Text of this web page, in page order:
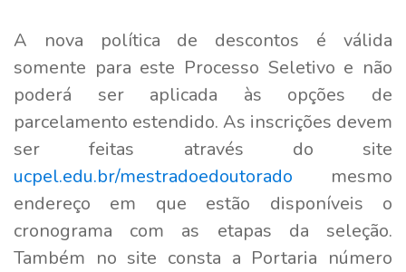
A nova política de descontos é válida
somente para este Processo Seletivo e não
poderá ser aplicada às opções de
parcelamento estendido. As inscrições devem
ser feitas através do site
ucpel.edu.br/mestradoedoutorado mesmo
endereço em que estão disponíveis o
cronograma com as etapas da seleção.
Também no site consta a Portaria número